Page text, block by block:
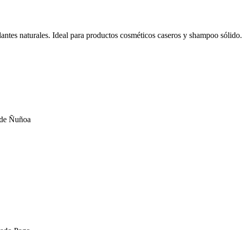
naturales. Ideal para productos cosméticos caseros y shampoo sólido.
Ñuñoa